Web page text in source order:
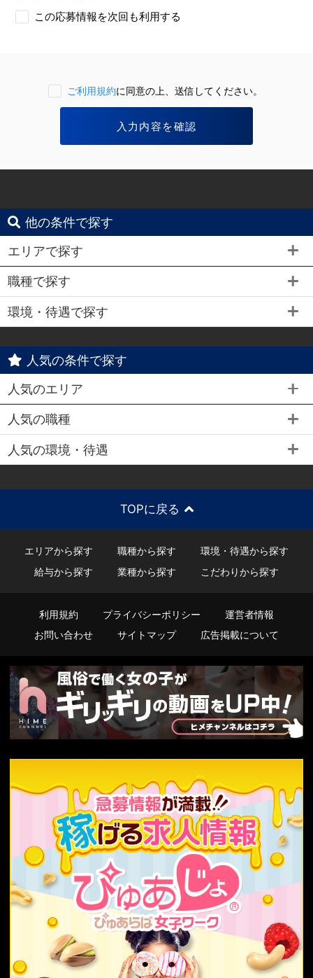
この応募情報を次回も利用する
ご利用規約に同意の上、送信してください。
他の条件で探す
エリアで探す
職種で探す
環境・待遇で探す
人気の条件で探す
人気のエリア
人気の職種
人気の環境・待遇
TOPに戻る
エリアから探す 職種から探す
環境・待遇から探す
給与から探す
業種から探す こだわりから探す
利用規約 プライバシーポリシー
運営者情報
お問い合わせ
サイトマップ 広告掲載について